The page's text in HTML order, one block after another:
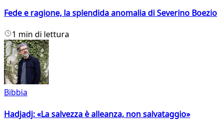
Fede e ragione, la splendida anomalia di Severino Boezio
1 min di lettura
Bibbia
Hadjadj: «La salvezza è alleanza, non salvataggio»